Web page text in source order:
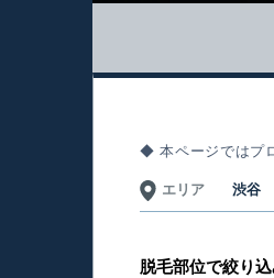
◆ 本ページではプ
エリア 渋谷
脱毛部位で絞り